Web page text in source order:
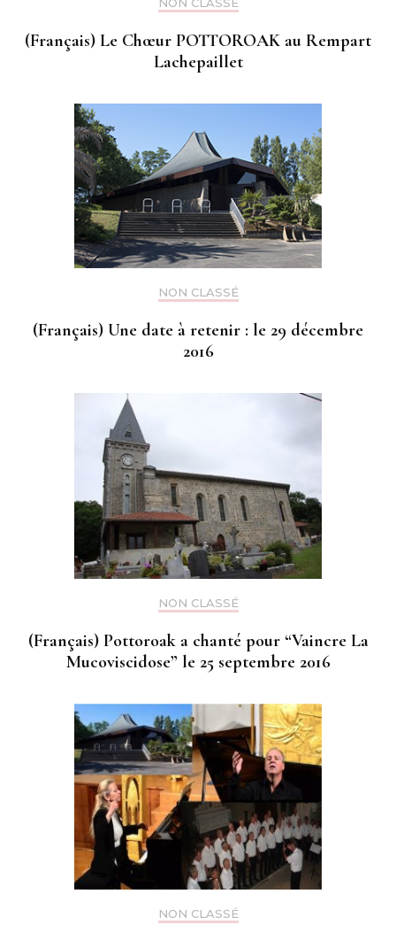
(Français) Le Chœur POTTOROAK au Rempart
Lachepaillet
NON CLASSÉ
(Français) Une date à retenir : le 29 décembre
2016
NON CLASSÉ
(Français) Pottoroak a chanté pour “Vaincre La
Mucoviscidose” le 25 septembre 2016
NON CLASSÉ